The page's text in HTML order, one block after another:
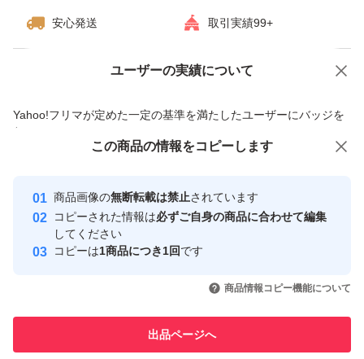
【賞味期限】
ご覧いただきありがとうございます。
銘柄...にじのきらめき
安心発送 取引実績99+
ユーザーの実績について
Yahoo!フリマが定めた一定の基準を満たしたユーザーにバッジを
付与しています
安心取引出品者
心・安全なユーザーです
取引実績
引を完了させた実績があります
での取引実績があります
価格の相談 商品への質問
この商品の情報をコピーします
商品画像の無断転載は禁止されています
コピーされた情報は必ずご自身の商品に合わせて編集
してください
コピーは1商品につき1回です
商品情報コピー機能について
出品ページへ
この商品をみている人にオススメ